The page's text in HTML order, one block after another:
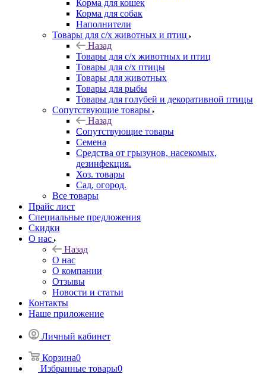
Корма для кошек
Корма для собак
Наполнители
Товары для с/х животных и птиц
Назад
Товары для с/х животных и птиц
Товары для с/х птицы
Товары для животных
Товары для рыбы
Товары для голубей и декоративной птицы
Сопутствующие товары
Назад
Сопутствующие товары
Семена
Средства от грызунов, насекомых,
дезинфекция.
Хоз. товары
Сад, огород.
Все товары
Прайс лист
Специальные предложения
Скидки
О нас
Назад
О нас
О компании
Отзывы
Новости и статьи
Контакты
Наше приложение
Личный кабинет
Корзина0
Избранные товары0